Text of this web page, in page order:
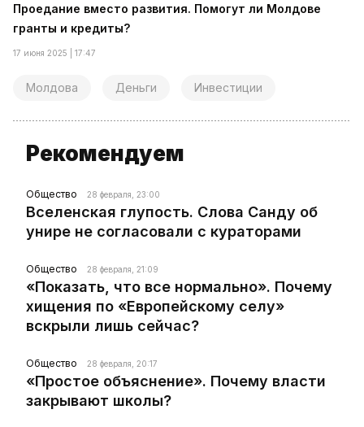
Проедание вместо развития. Помогут ли Молдове
гранты и кредиты?
17 июня 2025 | 17:47
Молдова Деньги Инвестиции
Рекомендуем
Общество 28 февраля, 23:00
Вселенская глупость. Слова Санду об
унире не согласовали с кураторами
Общество 28 февраля, 21:09
«Показать, что все нормально». Почему
хищения по «Европейскому селу»
вскрыли лишь сейчас?
Общество 28 февраля, 20:17
«Простое объяснение». Почему власти
закрывают школы?